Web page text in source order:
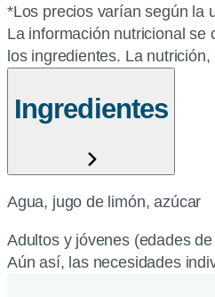
*Los precios varían según la
La información nutricional se
los ingredientes. La
Ingredientes
Agua, jugo de limón, azúcar
Adultos y jóvenes (edades
Aún así, las necesidades